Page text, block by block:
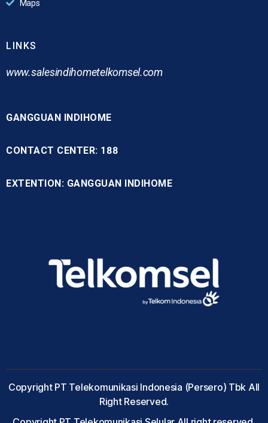
Maps
LINKS
www.salesindihometelkomsel.com
GANGGUAN INDIHOME
CONTACT CENTER: 188
EXTENTION: GANGGUAN INDIHOME
Copyright PT Telekomunikasi Indonesia (Persero) Tbk All
Right Reserved.